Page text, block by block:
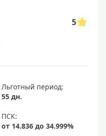
5
Льготный период:
55 дн.